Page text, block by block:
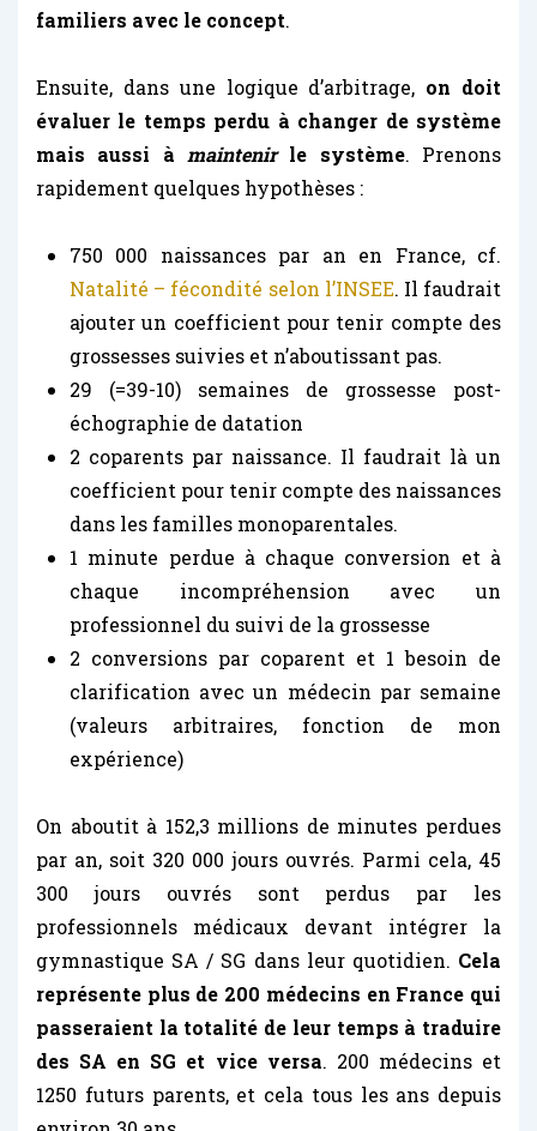
familiers avec le concept.
Ensuite, dans une logique d’arbitrage, on doit
évaluer le temps perdu à changer de système
mais aussi à maintenirle système. Prenons
rapidement quelques hypothèses :
750 000 naissances par an en France, cf.
Natalité – fécondité selon l’INSEE. Il faudrait
ajouter un coefficient pour tenir compte des
grossesses suivies et n’aboutissant pas.
29 (=39-10) semaines de grossesse post-
échographie de datation
2 coparents par naissance. Il faudrait là un
coefficient pour tenir compte des naissances
dans les familles monoparentales.
1 minute perdue à chaque conversion et à
chaque incompréhension avec un
professionnel du suivi de la grossesse
2 conversions par coparent et 1 besoin de
clarification avec un médecin par semaine
(valeurs arbitraires, fonction de mon
expérience)
On aboutit à 152,3 millions de minutes perdues
par an, soit 320 000 jours ouvrés. Parmi cela, 45
300 jours ouvrés sont perdus par les
professionnels médicaux devant intégrer la
gymnastique SA / SG dans leur quotidien. Cela
représente plus de 200 médecins en France qui
passeraient la totalité de leur temps à traduire
des SA en SG et vice versa. 200 médecins et
1250 futurs parents, et cela tous les ans depuis